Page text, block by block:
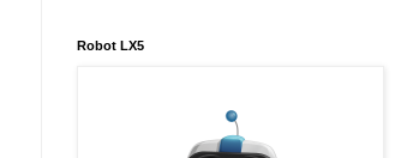
Robot LX5